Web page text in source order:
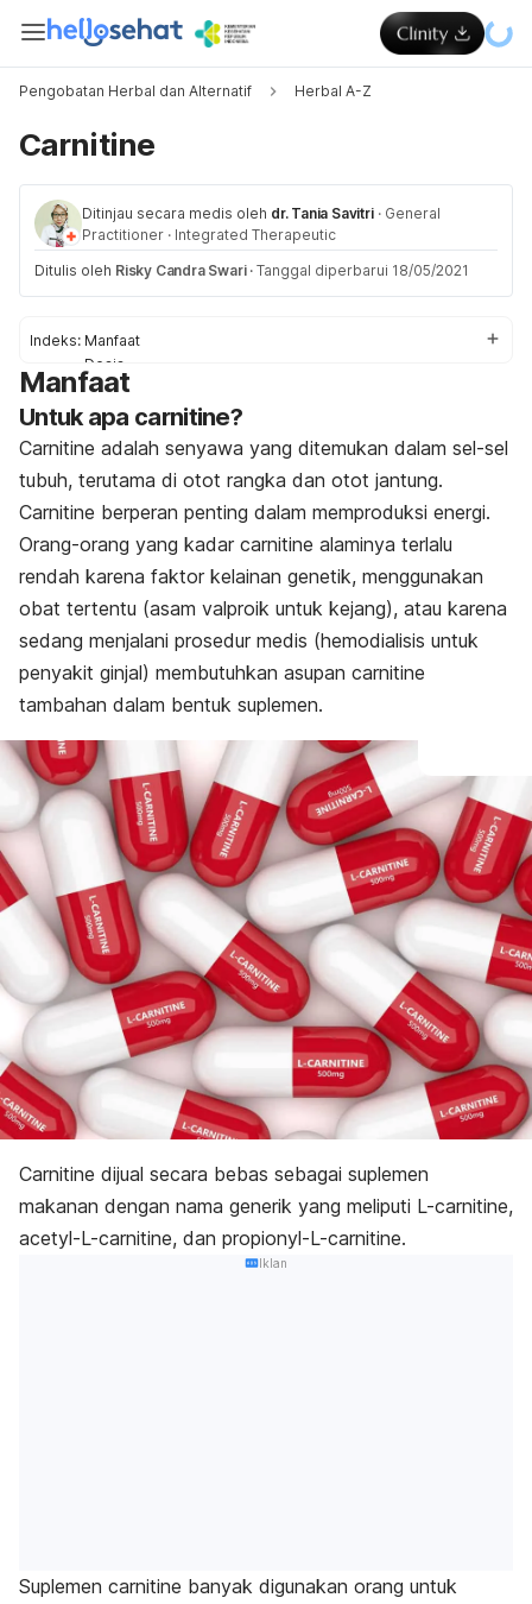
Pengobatan Herbal dan Alternatif Herbal A-Z
Carnitine
Ditinjau secara medis oleh dr. Tania Savitri · General
Practitioner · Integrated Therapeutic
Ditulis oleh Risky Candra Swari · Tanggal diperbarui 18/05/2021
Indeks: Manfaat
Dosis
Efek Samping
Keamanan
Interaksi
Manfaat
Untuk apa carnitine?
Carnitine adalah senyawa yang ditemukan dalam sel-sel
tubuh, terutama di otot rangka dan otot jantung.
Carnitine berperan penting dalam memproduksi energi.
Orang-orang yang kadar carnitine alaminya terlalu
rendah karena faktor kelainan genetik, menggunakan
obat tertentu (asam valproik untuk kejang), atau karena
sedang menjalani prosedur medis (hemodialisis untuk
penyakit ginjal) membutuhkan asupan carnitine
tambahan dalam bentuk suplemen.
Carnitine dijual secara bebas sebagai suplemen
makanan dengan nama generik yang meliputi L-carnitine,
acetyl-L-carnitine, dan propionyl-L-carnitine.
Iklan
Suplemen carnitine banyak digunakan orang untuk